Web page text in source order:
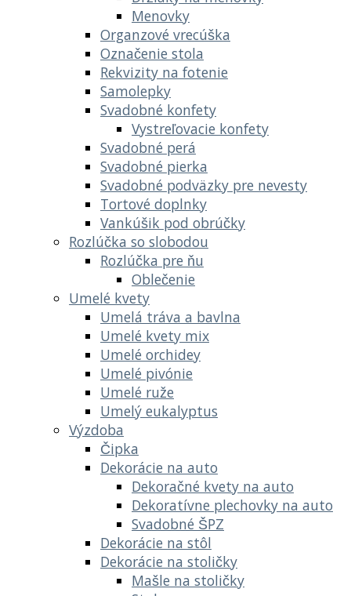
Menovky
Organzové vrecúška
Označenie stola
Rekvizity na fotenie
Samolepky
Svadobné konfety
Vystreľovacie konfety
Svadobné perá
Svadobné pierka
Svadobné podväzky pre nevesty
Tortové doplnky
Vankúšik pod obrúčky
Rozlúčka so slobodou
Rozlúčka pre ňu
Oblečenie
Umelé kvety
Umelá tráva a bavlna
Umelé kvety mix
Umelé orchidey
Umelé pivónie
Umelé ruže
Umelý eukalyptus
Výzdoba
Čipka
Dekorácie na auto
Dekoračné kvety na auto
Dekoratívne plechovky na auto
Svadobné ŠPZ
Dekorácie na stôl
Dekorácie na stoličky
Mašle na stoličky